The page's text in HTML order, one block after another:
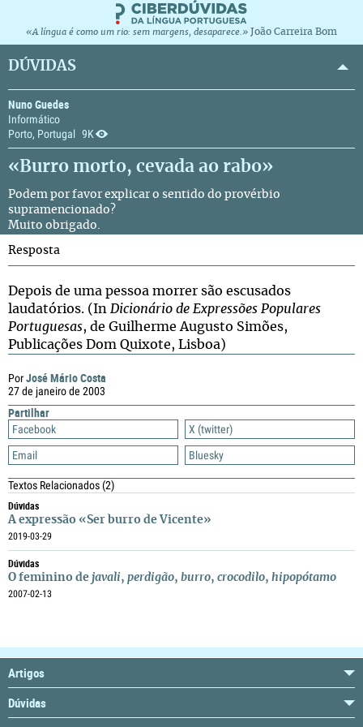
«A língua é como um rio: sem margens, desaparece.» João Carreira Bom
DÚVIDAS
Nuno Guedes
Informático
Porto, Portugal 9K
«Burro morto, cevada ao rabo»
Podem por favor explicar o sentido do provérbio
supramencionado?
Muito obrigado.
PorJosé Mário Costa
27 de janeiro de 2003
Partilhar
Facebook
X (twitter)
Email
Bluesky
Textos Relacionados(2)
Dúvidas
A expressão «Ser burro de Vicente»
2019-03-29
Dúvidas
O feminino de javali, perdigão, burro, crocodilo, hipopótamo
2007-02-13
Resposta
Depois de uma pessoa morrer são escusados
laudatórios. (In Dicionário de Expressões Populares
Portuguesas, de Guilherme Augusto Simões,
Publicações Dom Quixote, Lisboa)
Artigos
Dúvidas